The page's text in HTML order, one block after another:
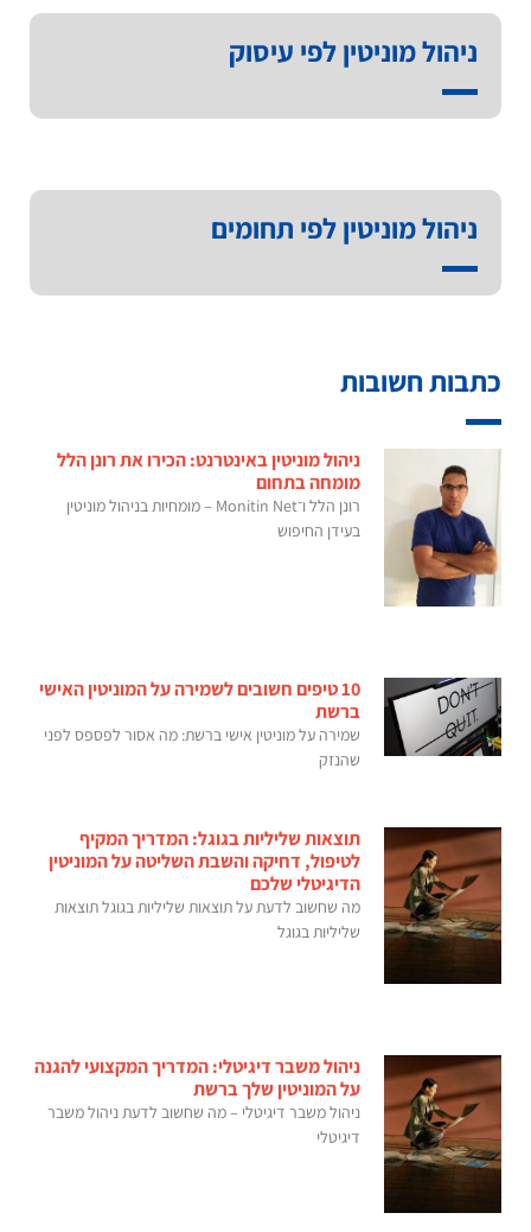
ניהול מוניטין לפי עיסוק
ניהול מוניטין לפי תחומים
כתבות חשובות
ניהול מוניטין באינטרנט: הכירו את רונן הלל
מומחה בתחום
רונן הלל ו־Monitin Net – מומחיות בניהול מוניטין
בעידן החיפוש
10 טיפים חשובים לשמירה על המוניטין האישי
ברשת
שמירה על מוניטין אישי ברשת: מה אסור לפספס לפני
שהנזק
תוצאות שליליות בגוגל: המדריך המקיף
לטיפול, דחיקה והשבת השליטה על המוניטין
הדיגיטלי שלכם
מה שחשוב לדעת על תוצאות שליליות בגוגל תוצאות
שליליות בגוגל
ניהול משבר דיגיטלי: המדריך המקצועי להגנה
על המוניטין שלך ברשת
ניהול משבר דיגיטלי – מה שחשוב לדעת ניהול משבר
דיגיטלי